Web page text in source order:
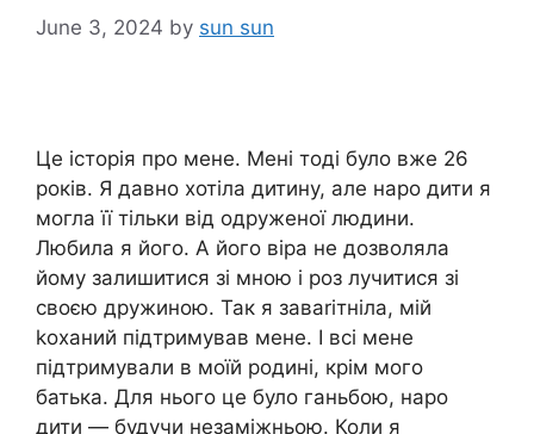
June 3, 2024 by sun sun
Це історія про мене. Мені тоді було вже 26
років. Я давно хотіла дитину, але наро дити я
могла її тільки від одруженої людини.
Любила я його. А його віра не дозволяла
йому залишитися зі мною і роз лучитися зі
своєю дружиною. Так я заваrітніла, мій
kоханий підтримував мене. І всі мене
підтримували в моїй родині, крім мого
батька. Для нього це було ганьбою, наро
дити — будучи незаміжньою. Коли я